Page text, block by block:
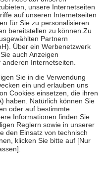
für Online-Apotheken.
beträgt die
zehn Euro je
für ihre eigene Gesundheit zu
Familie zu unterstützen,
vollendeten 18. Lebensjahr
die von der
sich um echte Bewertungen